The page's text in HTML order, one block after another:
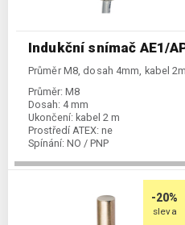
Indukční snímač AE1/
Průměr M8, dosah 4mm, kabel 2m
Průměr: M8
Dosah: 4 mm
Ukončení: kabel 2 m
Prostředí ATEX: ne
Spínání: NO / PNP
-20%
sleva